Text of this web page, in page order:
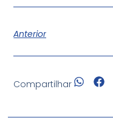
Anterior
Compartilhar